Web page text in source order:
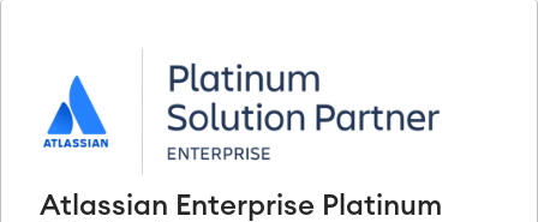
Atlassian Enterprise Platinum